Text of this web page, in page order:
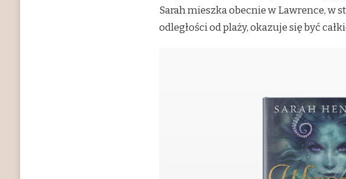
Sarah mieszka obecnie w Lawrence, w
odległości od plaży, okazuje się być